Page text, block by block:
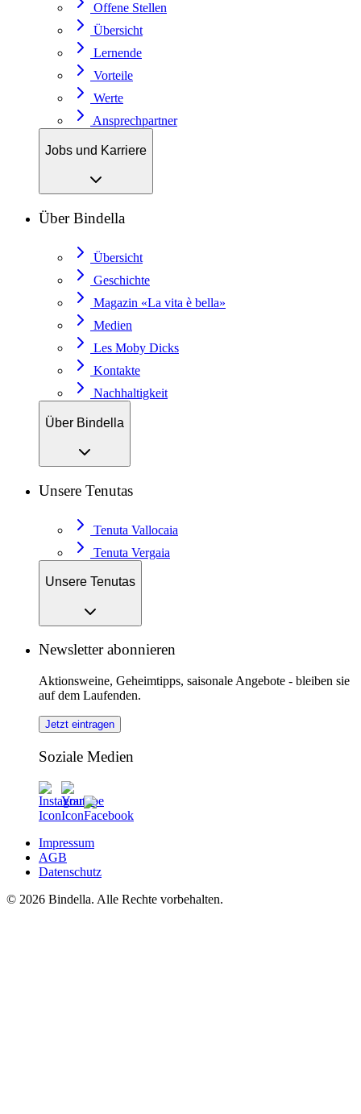
Offene Stellen
Übersicht
Lernende
Vorteile
Werte
Ansprechpartner
Jobs und Karriere
Über Bindella
Übersicht
Geschichte
Magazin «La vita è bella»
Medien
Les Moby Dicks
Kontakte
Nachhaltigkeit
Über Bindella
Unsere Tenutas
Tenuta Vallocaia
Tenuta Vergaia
Unsere Tenutas
Newsletter abonnieren
Aktionsweine, Geheimtipps, saisonale Angebote - bleiben sie
auf dem Laufenden.
Jetzt eintragen
Soziale Medien
Impressum
AGB
Datenschutz
© 2026 Bindella. Alle Rechte vorbehalten.